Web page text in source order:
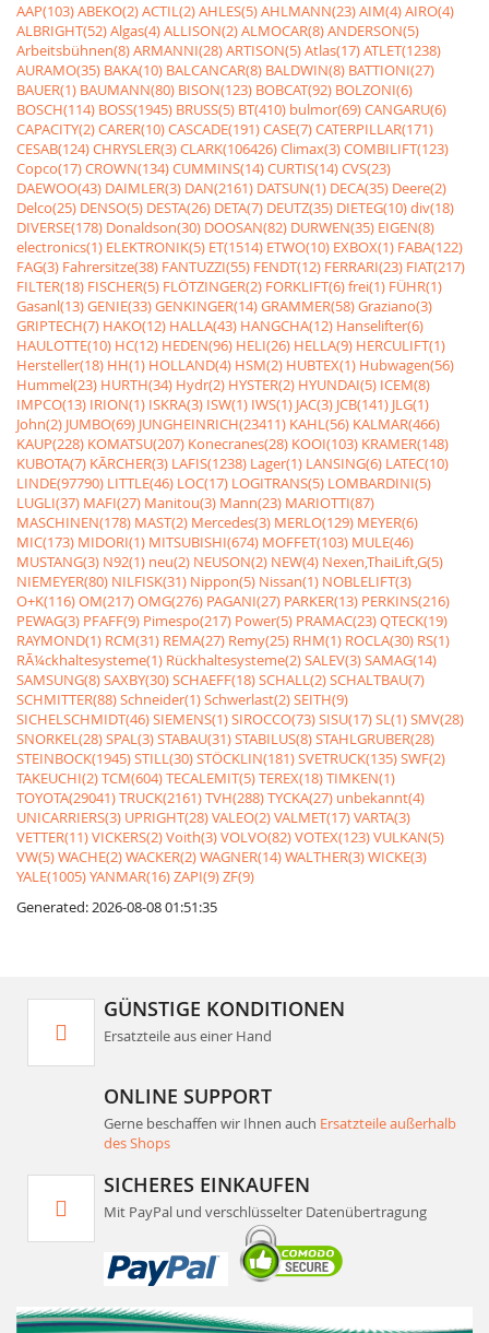
AAP(103)ABEKO(2)ACTIL(2)AHLES(5)AHLMANN(23)AIM(4)AIRO(4)
ALBRIGHT(52)Algas(4)ALLISON(2)ALMOCAR(8)ANDERSON(5)
Arbeitsbühnen(8)ARMANNI(28)ARTISON(5)Atlas(17)ATLET(1238)
AURAMO(35) BAKA(10) BALCANCAR(8) BALDWIN(8) BATTIONI(27)
BAUER(1) BAUMANN(80) BISON(123) BOBCAT(92) BOLZONI(6)
BOSCH(114) BOSS(1945) BRUSS(5) BT(410) bulmor(69)CANGARU(6)
CAPACITY(2)CARER(10)CASCADE(191)CASE(7)CATERPILLAR(171)
CESAB(124)CHRYSLER(3)CLARK(106426)Climax(3)COMBILIFT(123)
Copco(17)CROWN(134)CUMMINS(14)CURTIS(14)CVS(23)
DAEWOO(43) DAIMLER(3) DAN(2161) DATSUN(1) DECA(35) Deere(2)
Delco(25) DENSO(5) DESTA(26) DETA(7) DEUTZ(35) DIETEG(10)div(18)
DIVERSE(178) Donaldson(30) DOOSAN(82) DURWEN(35) EIGEN(8)
electronics(1) ELEKTRONIK(5) ET(1514) ETWO(10) EXBOX(1) FABA(122)
FAG(3) Fahrersitze(38) FANTUZZI(55) FENDT(12) FERRARI(23) FIAT(217)
FILTER(18) FISCHER(5) FLÖTZINGER(2) FORKLIFT(6)frei(1) FÜHR(1)
Gasanl(13)GENIE(33)GENKINGER(14)GRAMMER(58)Graziano(3)
GRIPTECH(7) HAKO(12) HALLA(43) HANGCHA(12) Hanselifter(6)
HAULOTTE(10) HC(12) HEDEN(96) HELI(26) HELLA(9) HERCULIFT(1)
Hersteller(18) HH(1) HOLLAND(4) HSM(2) HUBTEX(1) Hubwagen(56)
Hummel(23) HURTH(34) Hydr(2) HYSTER(2) HYUNDAI(5) ICEM(8)
IMPCO(13) IRION(1) ISKRA(3) ISW(1) IWS(1) JAC(3) JCB(141) JLG(1)
John(2) JUMBO(69) JUNGHEINRICH(23411) KAHL(56) KALMAR(466)
KAUP(228) KOMATSU(207) Konecranes(28) KOOI(103) KRAMER(148)
KUBOTA(7) KÃRCHER(3) LAFIS(1238) Lager(1) LANSING(6) LATEC(10)
LINDE(97790) LITTLE(46) LOC(17) LOGITRANS(5) LOMBARDINI(5)
LUGLI(37) MAFI(27) Manitou(3) Mann(23) MARIOTTI(87)
MASCHINEN(178) MAST(2) Mercedes(3) MERLO(129) MEYER(6)
MIC(173) MIDORI(1) MITSUBISHI(674) MOFFET(103) MULE(46)
MUSTANG(3) N92(1) neu(2) NEUSON(2) NEW(4) Nexen,ThaiLift,G(5)
NIEMEYER(80) NILFISK(31) Nippon(5) Nissan(1) NOBLELIFT(3)
O+K(116)OM(217)OMG(276) PAGANI(27) PARKER(13) PERKINS(216)
PEWAG(3) PFAFF(9) Pimespo(217) Power(5) PRAMAC(23)QTECK(19)
RAYMOND(1) RCM(31) REMA(27) Remy(25) RHM(1) ROCLA(30) RS(1)
RÃ¼ckhaltesysteme(1) Rückhaltesysteme(2)SALEV(3)SAMAG(14)
SAMSUNG(8)SAXBY(30)SCHAEFF(18)SCHALL(2)SCHALTBAU(7)
SCHMITTER(88)Schneider(1)Schwerlast(2)SEITH(9)
SICHELSCHMIDT(46)SIEMENS(1)SIROCCO(73)SISU(17)SL(1)SMV(28)
SNORKEL(28)SPAL(3)STABAU(31)STABILUS(8)STAHLGRUBER(28)
STEINBOCK(1945)STILL(30)STÖCKLIN(181)SVETRUCK(135)SWF(2)
TAKEUCHI(2)TCM(604)TECALEMIT(5)TEREX(18)TIMKEN(1)
TOYOTA(29041)TRUCK(2161)TVH(288)TYCKA(27) unbekannt(4)
UNICARRIERS(3) UPRIGHT(28)VALEO(2)VALMET(17)VARTA(3)
VETTER(11)VICKERS(2)Voith(3)VOLVO(82)VOTEX(123)VULKAN(5)
VW(5)WACHE(2)WACKER(2)WAGNER(14)WALTHER(3)WICKE(3)
YALE(1005)YANMAR(16)ZAPI(9)ZF(9)
Generated: 2026-08-08 01:51:35
GÜNSTIGE KONDITIONEN
Ersatzteile aus einer Hand
ONLINE SUPPORT
Gerne beschaffen wir Ihnen auch Ersatzteile außerhalb
des Shops
SICHERES EINKAUFEN
Mit PayPal und verschlüsselter Datenübertragung